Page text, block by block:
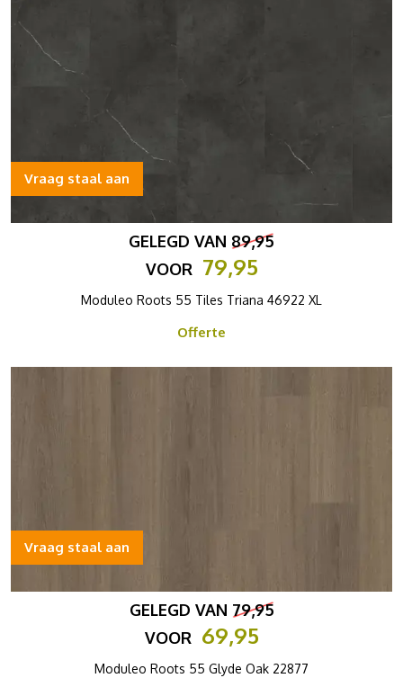
GELEGD VAN 89,95
VOOR 79,95
Moduleo Roots 55 Tiles Triana 46922 XL
Offerte
Vraag staal aan
GELEGD VAN 79,95
VOOR 69,95
Moduleo Roots 55 Glyde Oak 22877
Vraag staal aan